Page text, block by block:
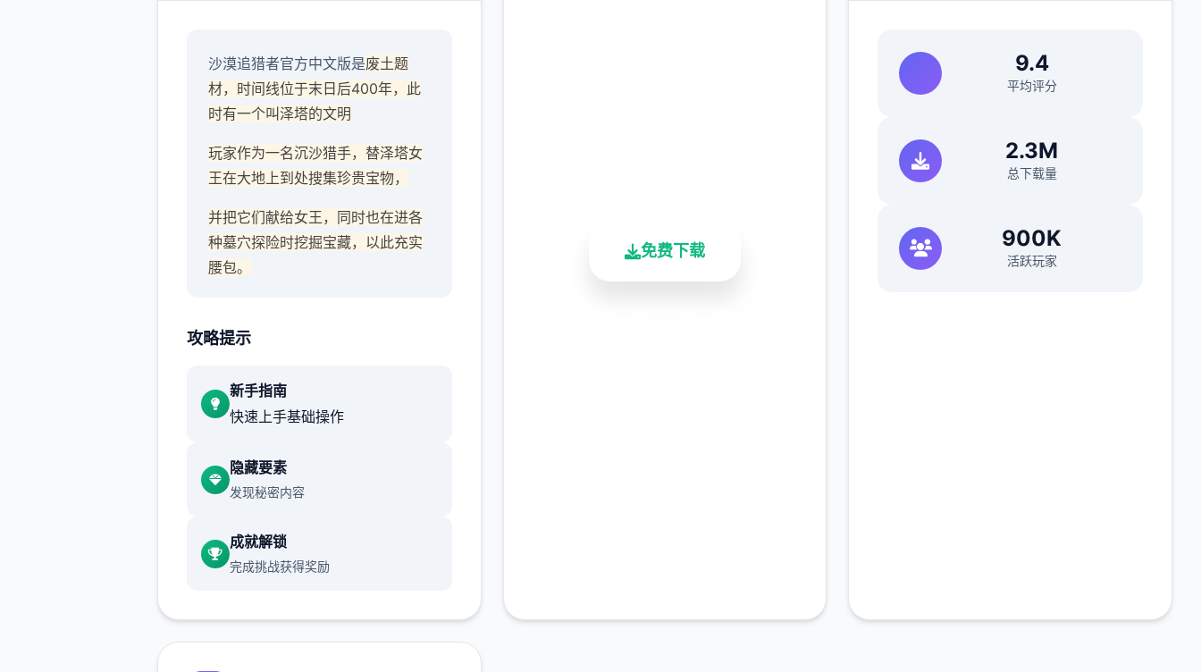
沙漠追猎者官方中文版是废土题
材，时间线位于末日后400年，此
时有一个叫泽塔的文明
玩家作为一名沉沙猎手，替泽塔女
王在大地上到处搜集珍贵宝物，
并把它们献给女王，同时也在进各
种墓穴探险时挖掘宝藏，以此充实
腰包。
里的世界观之类的都非常优秀，
死了，就会有完全不同的剧情。
行线，文本足足有一百六十万
游戏设定借鉴了辐射、潜行者、疯
沙漠追猎者攻略：
攻略提示
新手指南
快速上手基础操作
隐藏要素
发现秘密内容
成就解锁
完成挑战获得奖励
免费下载
9.4
平均评分
2.3M
总下载量
900K
活跃玩家